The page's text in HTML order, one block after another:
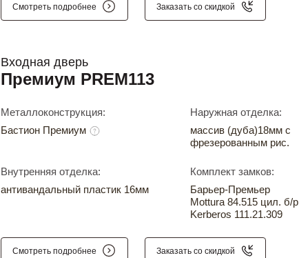
Смотреть подробнее Заказать со скидкой
Входная дверь
Премиум PREM113
Металлоконструкция:
Бастион Премиум
Наружная отделка:
массив (дуба)18мм с
фрезерованным рис.
Внутренняя отделка:
антивандальный пластик 16мм
Комплект замков:
Барьер-Премьер
Mottura 84.515 цил. б/р
Kerberos 111.21.309
Смотреть подробнее Заказать со скидкой